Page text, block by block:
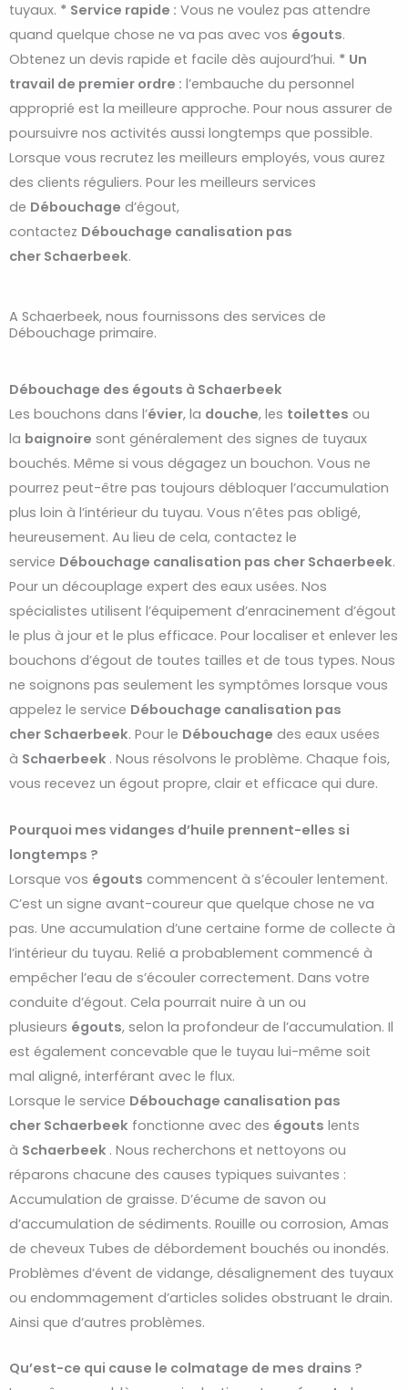
tuyaux. * Service rapide : Vous ne voulez pas attendre
quand quelque chose ne va pas avec vos égouts.
Obtenez un devis rapide et facile dès aujourd’hui. * Un
travail de premier ordre : l’embauche du personnel
approprié est la meilleure approche. Pour nous assurer de
poursuivre nos activités aussi longtemps que possible.
Lorsque vous recrutez les meilleurs employés, vous aurez
des clients réguliers. Pour les meilleurs services
de Débouchage d’égout,
contactez Débouchage canalisation pas
cher Schaerbeek.
A Schaerbeek, nous fournissons des services de
Débouchage primaire.
Débouchage des égouts à Schaerbeek
Les bouchons dans l’évier, la douche, les toilettes ou
la baignoire sont généralement des signes de tuyaux
bouchés. Même si vous dégagez un bouchon. Vous ne
pourrez peut-être pas toujours débloquer l’accumulation
plus loin à l’intérieur du tuyau. Vous n’êtes pas obligé,
heureusement. Au lieu de cela, contactez le
service Débouchage canalisation pas cher Schaerbeek.
Pour un découplage expert des eaux usées. Nos
spécialistes utilisent l’équipement d’enracinement d’égout
le plus à jour et le plus efficace. Pour localiser et enlever les
bouchons d’égout de toutes tailles et de tous types. Nous
ne soignons pas seulement les symptômes lorsque vous
appelez le service Débouchage canalisation pas
cher Schaerbeek. Pour le Débouchage des eaux usées
à Schaerbeek . Nous résolvons le problème. Chaque fois,
vous recevez un égout propre, clair et efficace qui dure.
Pourquoi mes vidanges d’huile prennent-elles si
longtemps ?
Lorsque vos égouts commencent à s’écouler lentement.
C’est un signe avant-coureur que quelque chose ne va
pas. Une accumulation d’une certaine forme de collecte à
l’intérieur du tuyau. Relié a probablement commencé à
empêcher l’eau de s’écouler correctement. Dans votre
conduite d’égout. Cela pourrait nuire à un ou
plusieurs égouts, selon la profondeur de l’accumulation. Il
est également concevable que le tuyau lui-même soit
mal aligné, interférant avec le flux.
Lorsque le service Débouchage canalisation pas
cher Schaerbeek fonctionne avec des égouts lents
à Schaerbeek . Nous recherchons et nettoyons ou
réparons chacune des causes typiques suivantes :
Accumulation de graisse. D’écume de savon ou
d’accumulation de sédiments. Rouille ou corrosion, Amas
de cheveux Tubes de débordement bouchés ou inondés.
Problèmes d’évent de vidange, désalignement des tuyaux
ou endommagement d’articles solides obstruant le drain.
Ainsi que d’autres problèmes.
Qu’est-ce qui cause le colmatage de mes drains ?